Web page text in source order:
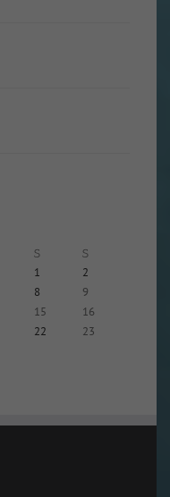
S S
1
2
8
9
15
16
22
23